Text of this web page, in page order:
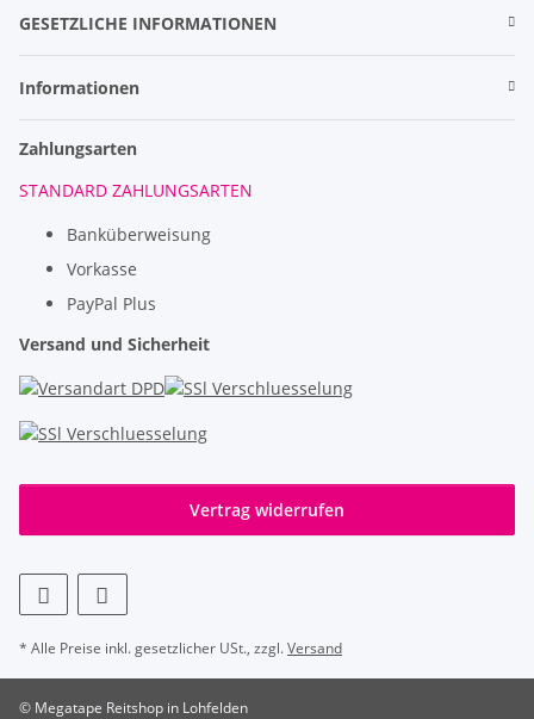
GESETZLICHE INFORMATIONEN
Informationen
Zahlungsarten
STANDARD ZAHLUNGSARTEN
Banküberweisung
Vorkasse
PayPal Plus
Versand und Sicherheit
Vertrag widerrufen
* Alle Preise inkl. gesetzlicher USt., zzgl.Versand
© Megatape Reitshop in Lohfelden